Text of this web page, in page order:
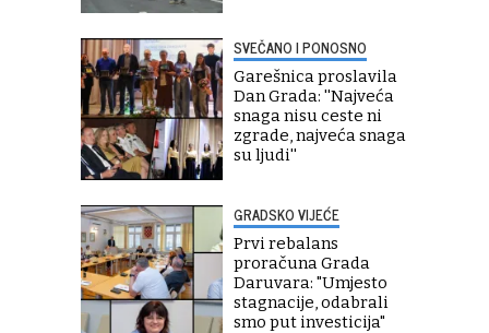
SVEČANO I PONOSNO
Garešnica proslavila
Dan Grada: ''Najveća
snaga nisu ceste ni
zgrade, najveća snaga
su ljudi''
GRADSKO VIJEĆE
Prvi rebalans
proračuna Grada
Daruvara: "Umjesto
stagnacije, odabrali
smo put investicija"